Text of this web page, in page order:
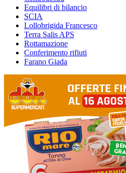
Equilibri di bilancio
SCIA
Lollobrigida Francesco
Terra Salis APS
Rottamazione
Conferimento rifiuti
Farano Giada